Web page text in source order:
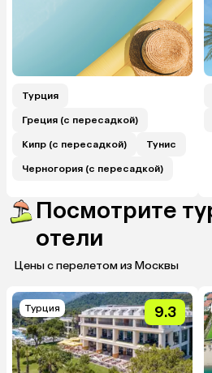
Турция
Греция (с пересадкой)
Кипр (с пересадкой) Тунис
Черногория (с пересадкой)
Посмотрите
отели
Цены с перелетом из Москвы
Турция 9.3